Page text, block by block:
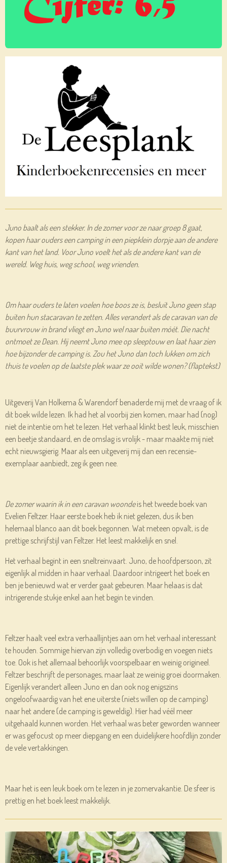
Juno baalt als een stekker. In de zomer voor ze naar groep 8 gaat,
kopen haar ouders een camping in een piepklein dorpje aan de andere
kant van het land. Voor Juno voelt het als de andere kant van de
wereld. Weg huis, weg school, weg vrienden.
Om haar ouders te laten voelen hoe boos ze is, besluit Juno geen stap
buiten hun stacaravan te zetten. Alles verandert als de caravan van de
buurvrouw in brand vliegt en Juno wel naar buiten móét. Die nacht
ontmoet ze Dean. Hij neemt Juno mee op sleeptouw en laat haar zien
hoe bijzonder de camping is. Zou het Juno dan toch lukken om zich
thuis te voelen op de laatste plek waar ze ooit wilde wonen? (flaptekst)
Uitgeverij Van Holkema & Warendorf benaderde mij met de vraag of ik
dit boek wilde lezen. Ik had het al voorbij zien komen, maar had (nog)
niet de intentie om het te lezen. Het verhaal klinkt best leuk, misschien
een beetje standaard, en de omslag is vrolijk - maar maakte mij niet
echt nieuwsgierig. Maar als een uitgeverij mij dan een recensie-
exemplaar aanbiedt, zeg ik geen nee.
De zomer waarin ik in een caravan woondeis het tweede boek van
Evelien Feltzer. Haar eerste boek heb ik niet gelezen, dus ik ben
helemaal blanco aan dit boek begonnen. Wat meteen opvalt, is de
prettige schrijfstijl van Feltzer. Het leest makkelijk en snel.
Het verhaal begint in een sneltreinvaart. Juno, de hoofdpersoon, zit
eigenlijk al midden in haar verhaal. Daardoor intrigeert het boek en
ben je benieuwd wat er verder gaat gebeuren. Maar helaas is dat
intrigerende stukje enkel aan het begin te vinden.
Feltzer haalt veel extra verhaallijntjes aan om het verhaal interessant
te houden. Sommige hiervan zijn volledig overbodig en voegen niets
toe. Ook is het allemaal behoorlijk voorspelbaar en weinig origineel.
Feltzer beschrijft de personages, maar laat ze weinig groei doormaken.
Eigenlijk verandert alleen Juno en dan ook nog enigszins
ongeloofwaardig van het ene uiterste (niets willen op de camping)
naar het andere (de camping is geweldig). Hier had véél meer
uitgehaald kunnen worden. Het verhaal was beter geworden wanneer
er was gefocust op meer diepgang en een duidelijkere hoofdlijn zonder
de vele vertakkingen.
Maar het is een leuk boek om te lezen in je zomervakantie. De sfeer is
prettig en het boek leest makkelijk.